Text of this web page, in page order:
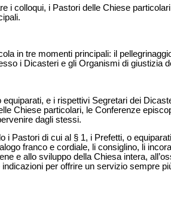
i colloqui, i Pastori delle Chiese
in tre momenti principali: il
i Dicasteri e gli Organismi di giustizia
equiparati, e i rispettivi Segretari dei
Chiese particolari, le Conferenze
dagli stessi.
i Pastori di cui al § 1, i Prefetti, o
franco e cordiale, li consiglino, li
e allo sviluppo della Chiesa intera,
per offrire un servizio sempre